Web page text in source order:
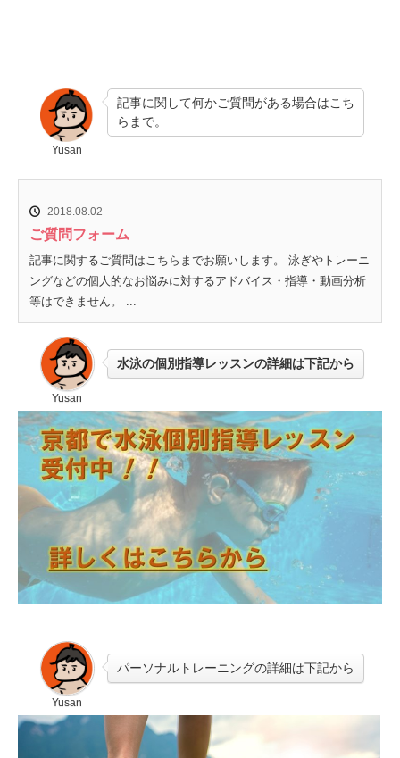
Yusan
記事に関して何かご質問がある場合はこち
らまで。
2018.08.02
ご質問フォーム
記事に関するご質問はこちらまでお願いします。 泳ぎやトレーニ
ングなどの個人的なお悩みに対するアドバイス・指導・動画分析
等はできません。 ...
Yusan
水泳の個別指導レッスンの詳細は下記から
Yusan
パーソナルトレーニングの詳細は下記から